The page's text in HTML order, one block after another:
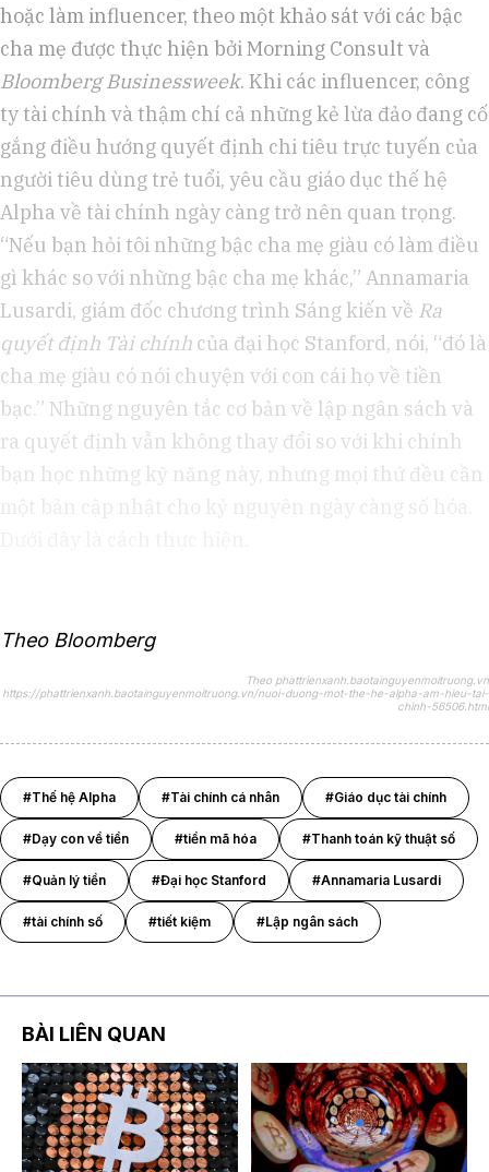
hoặc làm influencer, theo một khảo sát với các bậc
cha mẹ được thực hiện bởi Morning Consult và
Bloomberg Businessweek. Khi các influencer, công
ty tài chính và thậm chí cả những kẻ lừa đảo đang cố
gắng điều hướng quyết định chi tiêu trực tuyến của
người tiêu dùng trẻ tuổi, yêu cầu giáo dục thế hệ
Alpha về tài chính ngày càng trở nên quan trọng.
“Nếu bạn hỏi tôi những bậc cha mẹ giàu có làm điều
gì khác so với những bậc cha mẹ khác,” Annamaria
Lusardi, giám đốc chương trình Sáng kiến về Ra
quyết định Tài chính của đại học Stanford, nói, “đó là
cha mẹ giàu có nói chuyện với con cái họ về tiền
bạc.” Những nguyên tắc cơ bản về lập ngân sách và
ra quyết định vẫn không thay đổi so với khi chính
bạn học những kỹ năng này, nhưng mọi thứ đều cần
Theo Bloomberg
Theo phattrienxanh.baotainguyenmoitruong.vn
https://phattrienxanh.baotainguyenmoitruong.vn/nuoi-duong-mot-the-he-alpha-am-hieu-tai-
chinh-56506.html
#Thế hệ Alpha #Tài chính cá nhân #Giáo dục tài chính
#Dạy con về tiền #tiền mã hóa #Thanh toán kỹ thuật số
#Quản lý tiền #Đại học Stanford #Annamaria Lusardi
#tài chính số #tiết kiệm #Lập ngân sách
BÀI LIÊN QUAN